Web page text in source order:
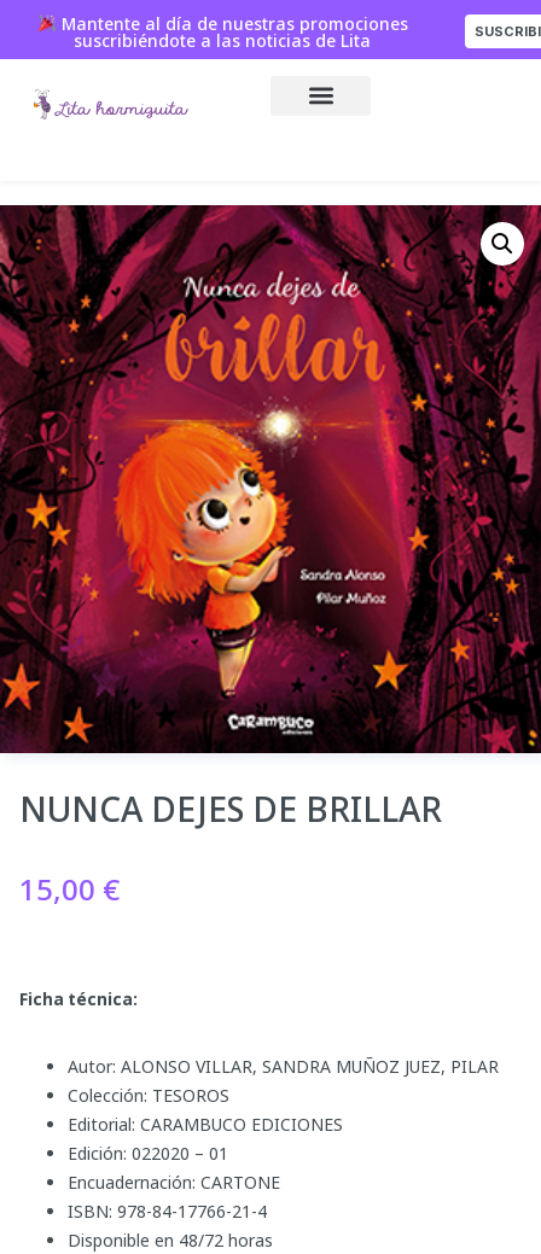
Mantente al día de nuestras promociones
suscribiéndote a las noticias de Lita
NUNCA DEJES DE BRILLAR
15,00 €
Ficha técnica:
Autor: ALONSO VILLAR, SANDRA MUÑOZ JUEZ, PILAR
Colección: TESOROS
Editorial: CARAMBUCO EDICIONES
Edición: 022020 – 01
Encuadernación: CARTONE
ISBN: 978-84-17766-21-4
Disponible en 48/72 horas